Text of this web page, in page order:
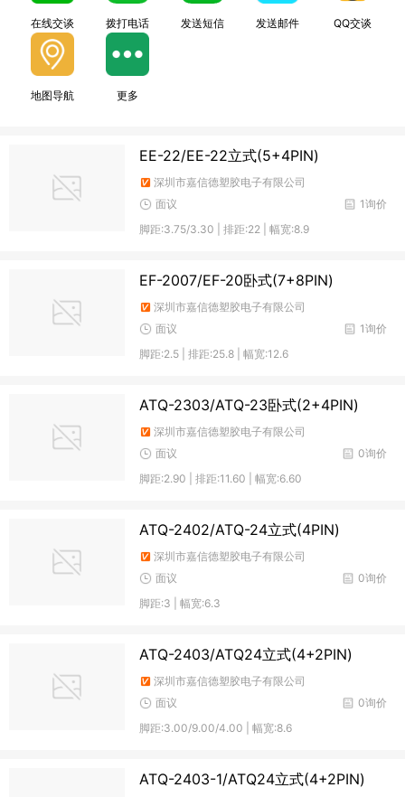
在线交谈 拨打电话 发送短信 发送邮件 QQ交谈
地图导航 更多
EE-22/EE-22立式(5+4PIN)
深圳市嘉信德塑胶电子有限公司
1询价
面议
脚距:3.75/3.30 | 排距:22 | 幅宽:8.9
EF-2007/EF-20卧式(7+8PIN)
深圳市嘉信德塑胶电子有限公司
1询价
面议
脚距:2.5 | 排距:25.8 | 幅宽:12.6
ATQ-2303/ATQ-23卧式(2+4PIN)
深圳市嘉信德塑胶电子有限公司
0询价
面议
脚距:2.90 | 排距:11.60 | 幅宽:6.60
ATQ-2402/ATQ-24立式(4PIN)
深圳市嘉信德塑胶电子有限公司
0询价
面议
脚距:3 | 幅宽:6.3
ATQ-2403/ATQ24立式(4+2PIN)
深圳市嘉信德塑胶电子有限公司
0询价
面议
脚距:3.00/9.00/4.00 | 幅宽:8.6
ATQ-2403-1/ATQ24立式(4+2PIN)